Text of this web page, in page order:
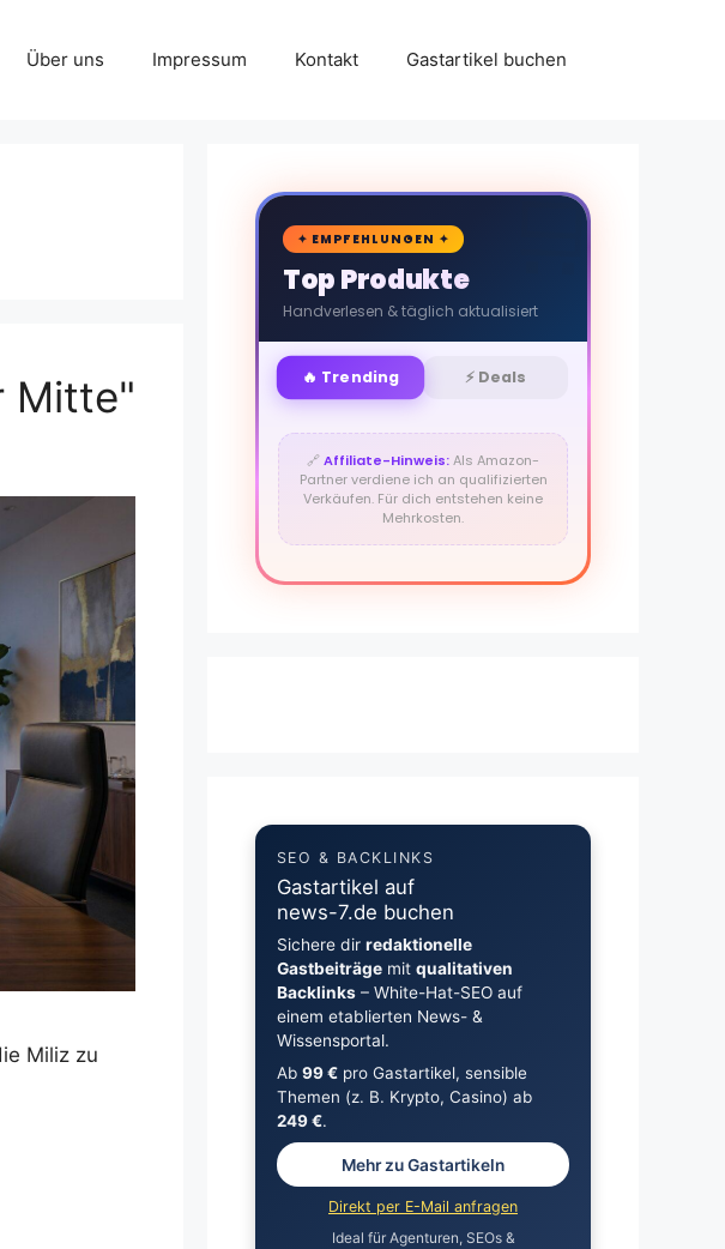
Über uns Impressum Kontakt Gastartikel buchen
Mitte"
Miliz zu
🛒
✦ EMPFEHLUNGEN ✦
Top Produkte
Handverlesen & täglich aktualisiert
🔥 Trending ⚡ Deals
🔗Affiliate-Hinweis:Als Amazon-
Partner verdiene ich an qualifizierten
Verkäufen. Für dich entstehen keine
Mehrkosten.
SEO & BACKLINKS
Gastartikel auf
news-7.de buchen
Sichere dir redaktionelle
Gastbeiträgemit qualitativen
Backlinks– White-Hat-SEO auf
einem etablierten News- &
Wissensportal.
Ab 99 €pro Gastartikel, sensible
Themen (z. B. Krypto, Casino) ab
249 €.
Mehr zu Gastartikeln
Direkt per E-Mail anfragen
Ideal für Agenturen, SEOs &